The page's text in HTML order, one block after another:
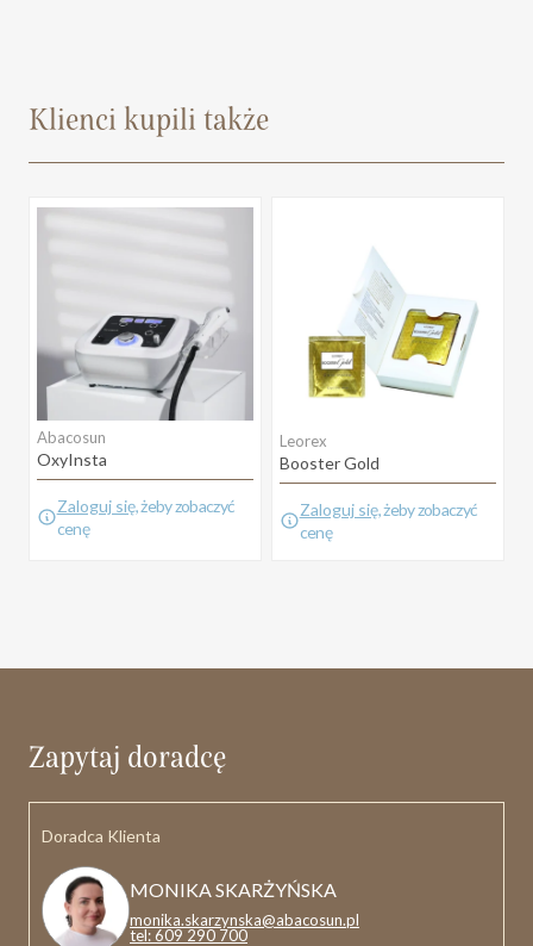
Klienci kupili także
Abacosun
OxyInsta
Zaloguj się, żeby zobaczyć
cenę
Leorex
Booster Gold
Zaloguj się, żeby zobaczyć
cenę
Zapytaj doradcę
Doradca Klienta
MONIKA SKARŻYŃSKA
monika.skarzynska@abacosun.pl
tel: 609 290 700